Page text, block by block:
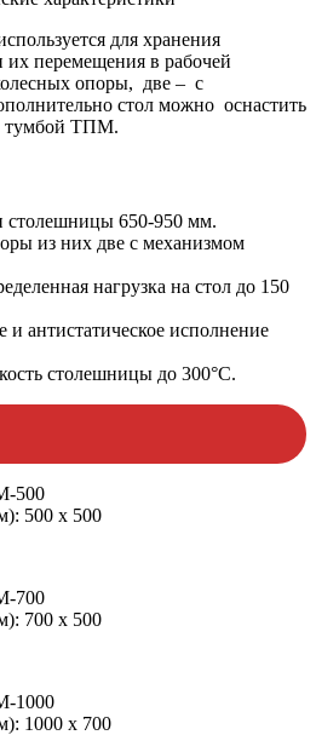
для хранения
их перемещения в рабочей
опоры, две – с
стол можно оснастить
тумбой ТПМ.
столешницы 650-950 мм.
из них две с механизмом
нагрузка на стол до 150
антистатическое исполнение
столешницы до 300°С.
500
500 х 500
700
700 х 500
1000
1000 х 700